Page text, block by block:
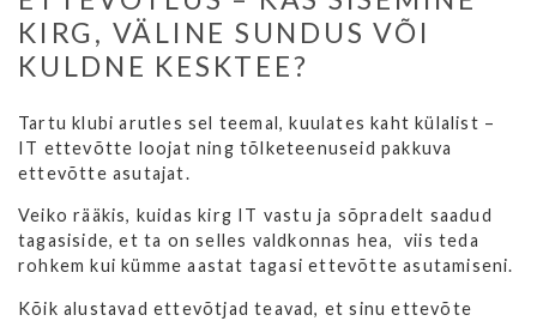
Minu BPW
In English
KIRG, VÄLINE SUNDUS VÕI
KULDNE KESKTEE?
Tartu klubi arutles sel teemal, kuulates kaht külalist –
IT ettevõtte loojat ning tõlketeenuseid pakkuva
ettevõtte asutajat.
Veiko rääkis, kuidas kirg IT vastu ja sõpradelt saadud
tagasiside, et ta on selles valdkonnas hea, viis teda
rohkem kui kümme aastat tagasi ettevõtte asutamiseni.
Kõik alustavad ettevõtjad teavad, et sinu ettevõte